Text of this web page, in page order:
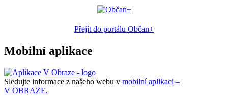
Přejít do portálu Občan+
Mobilní aplikace
Sledujte informace z našeho webu v mobilní aplikaci –
V OBRAZE.